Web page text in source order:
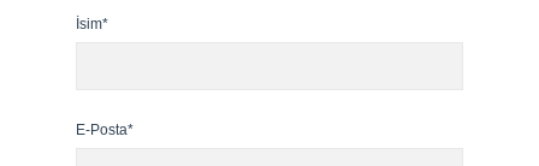
İsim*
E-Posta*